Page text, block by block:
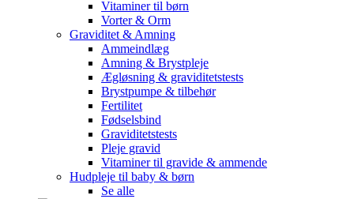
Vitaminer til børn
Vorter & Orm
Graviditet & Amning
Ammeindlæg
Amning & Brystpleje
Ægløsning & graviditetstests
Brystpumpe & tilbehør
Fertilitet
Fødselsbind
Graviditetstests
Pleje gravid
Vitaminer til gravide & ammende
Hudpleje til baby & børn
Se alle